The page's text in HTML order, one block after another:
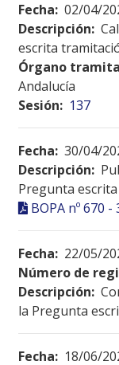
Fecha: 02/04/
Descripción:
escrita
Órgano
Andalucía
Sesión: 137
Fecha: 30/04/
Descripción:
Pregunta escrita
BOPA nº 670
Fecha: 22/05/
Número de
Descripción:
la Pregunta
Fecha: 18/06/